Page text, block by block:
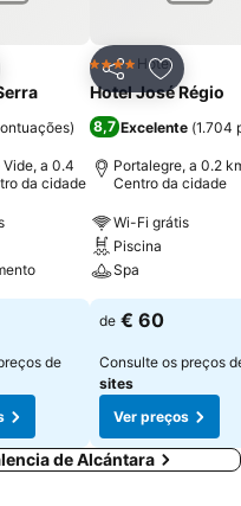
aos favoritos
)
a 0.4
da cidade
de
Partilhar
4 EstrelasHotel
Hotel José Régio
8,7 Excelente (1.704
Portalegre, a 0.2
Centro da cidade
Wi-Fi grátis
Piscina
Spa
de € 60
Consulte os preços
sites
Ver preços
de Alcántara